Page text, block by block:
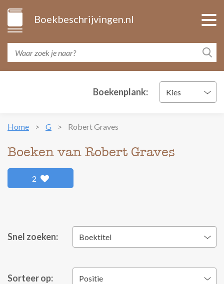
Boekbeschrijvingen.nl
Boekenplank: Kies
Home G Robert Graves
Boeken van Robert Graves
2
Snel zoeken: Boektitel
Sorteer op: Positie